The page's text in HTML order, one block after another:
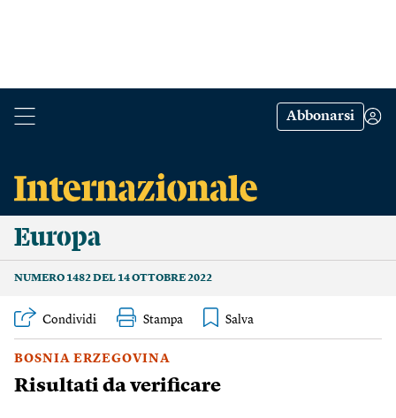
Abbonarsi
Europa
NUMERO 1482 DEL 14 OTTOBRE 2022
Condividi Stampa
BOSNIA ERZEGOVINA
Risultati da verificare